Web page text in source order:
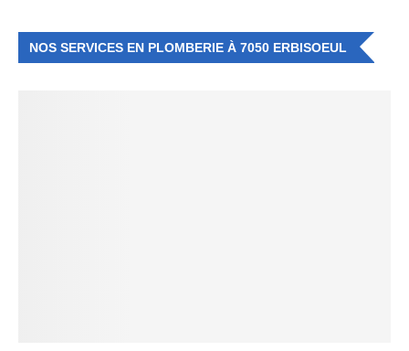
NOS SERVICES EN PLOMBERIE À 7050 ERBISOEUL